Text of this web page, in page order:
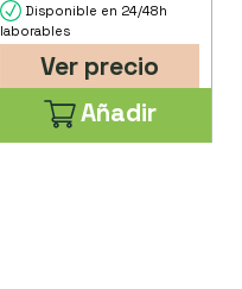
Disponible en 24/48h
laborables
Ver precio
Añadir